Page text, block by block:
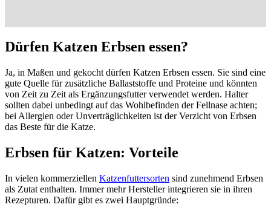
Dürfen Katzen Erbsen essen?
Ja, in Maßen und gekocht dürfen Katzen Erbsen essen. Sie sind eine
gute Quelle für zusätzliche Ballaststoffe und Proteine und könnten
von Zeit zu Zeit als Ergänzungsfutter verwendet werden. Halter
sollten dabei unbedingt auf das Wohlbefinden der Fellnase achten;
bei Allergien oder Unverträglichkeiten ist der Verzicht von Erbsen
das Beste für die Katze.
Erbsen für Katzen: Vorteile
In vielen kommerziellen Katzenfuttersorten sind zunehmend Erbsen
als Zutat enthalten. Immer mehr Hersteller integrieren sie in ihren
Rezepturen. Dafür gibt es zwei Hauptgründe: